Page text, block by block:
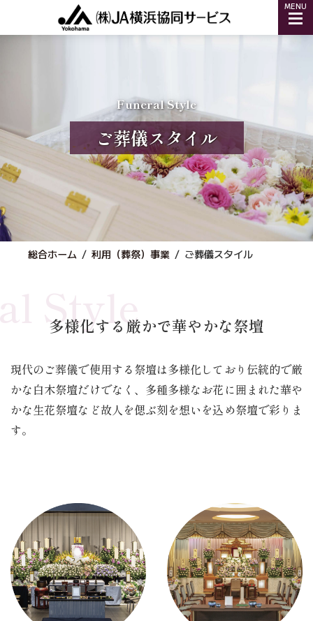
キ
プ
に
動
ご葬儀スタイル
Funeral Style
総合ホーム 利用（葬祭）事業 ご葬儀スタイル
Style
多様化する厳かで華やかな祭壇
現代のご葬儀で使用する祭壇は多様化しており 伝統的で厳
かな白木祭壇だけでなく、 多種多様なお花に囲まれた華や
かな生花祭壇など故人を偲ぶ刻を想いを込め祭壇で彩りま
す。
MENU